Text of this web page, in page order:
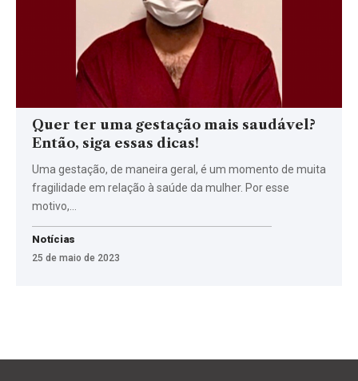
Quer ter uma gestação mais saudável?
Então, siga essas dicas!
Uma gestação, de maneira geral, é um momento de muita
fragilidade em relação à saúde da mulher. Por esse
motivo,…
Notícias
25 de maio de 2023